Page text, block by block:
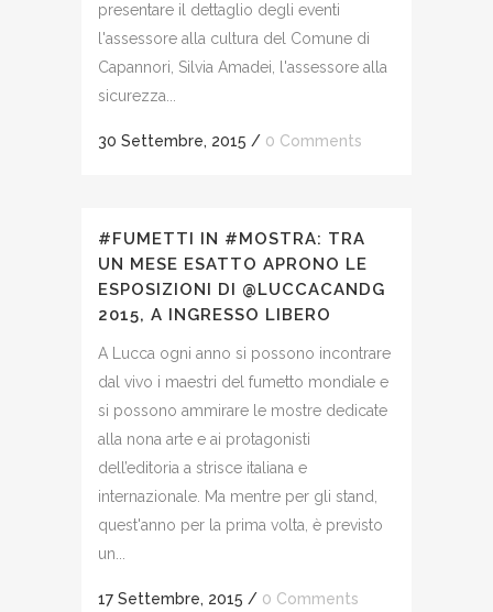
presentare il dettaglio degli eventi
l'assessore alla cultura del Comune di
Capannori, Silvia Amadei, l'assessore alla
sicurezza...
30 Settembre, 2015 / 0 Comments
#FUMETTI IN #MOSTRA: TRA
UN MESE ESATTO APRONO LE
ESPOSIZIONI DI @LUCCACANDG
2015, A INGRESSO LIBERO
A Lucca ogni anno si possono incontrare
dal vivo i maestri del fumetto mondiale e
si possono ammirare le mostre dedicate
alla nona arte e ai protagonisti
dell’editoria a strisce italiana e
internazionale. Ma mentre per gli stand,
quest'anno per la prima volta, è previsto
un...
17 Settembre, 2015 / 0 Comments